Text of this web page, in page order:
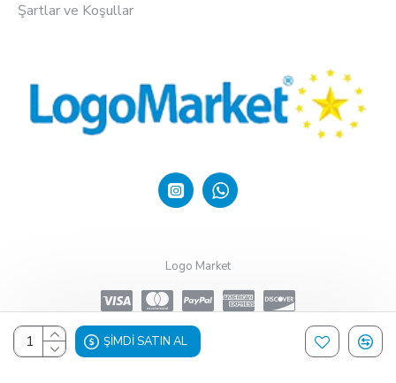
ŞIMDI SATIN AL
Şartlar ve Koşullar
Logo Market
Design, Hosting & Support By Shopgez.com